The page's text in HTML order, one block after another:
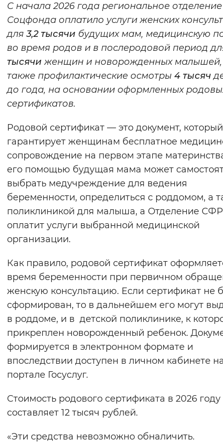
Цвет сайта
Монохромный
Синий фон
Изображения
Включены Выключены
Воспроизвести Остановить
Вернуть стандартные настройки
С начала 2026 года региональное отделение
Соцфонда оплатило услуги женских
для3,2 тысячи будущих мам, медицинскую
во время родов и в послеродовой период
тысячи женщин и новорожденных
также профилактические осмотры 4 тысяч
до года, на основании оформленных
сертификатов.
Родовой сертификат — это документ, который
гарантирует женщинам бесплатное
сопровождение на первом этапе
его помощью будущая мама может
выбрать медучреждение для ведения
беременности, определиться с роддомом, а
поликлиникой для малыша, а Отделение СФР
оплатит услуги выбранной медицинской
организации.
Как правило, родовой сертификат
время беременности при первичном
женскую консультацию. Если сертификат не
сформирован, то в дальнейшем его могут
в роддоме, и в детской поликлинике, к
прикреплен новорожденный ребенок.
формируется в электронном формате и
впоследствии доступен в личном кабинете
портале Госуслуг.
Стоимость родового сертификата в 2026 году
составляет 12 тысяч рублей.
«Эти средства невозможно обналичить.